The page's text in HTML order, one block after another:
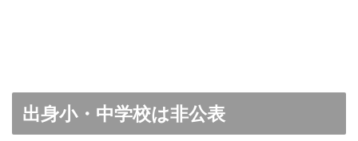
出身小・中学校は非公表